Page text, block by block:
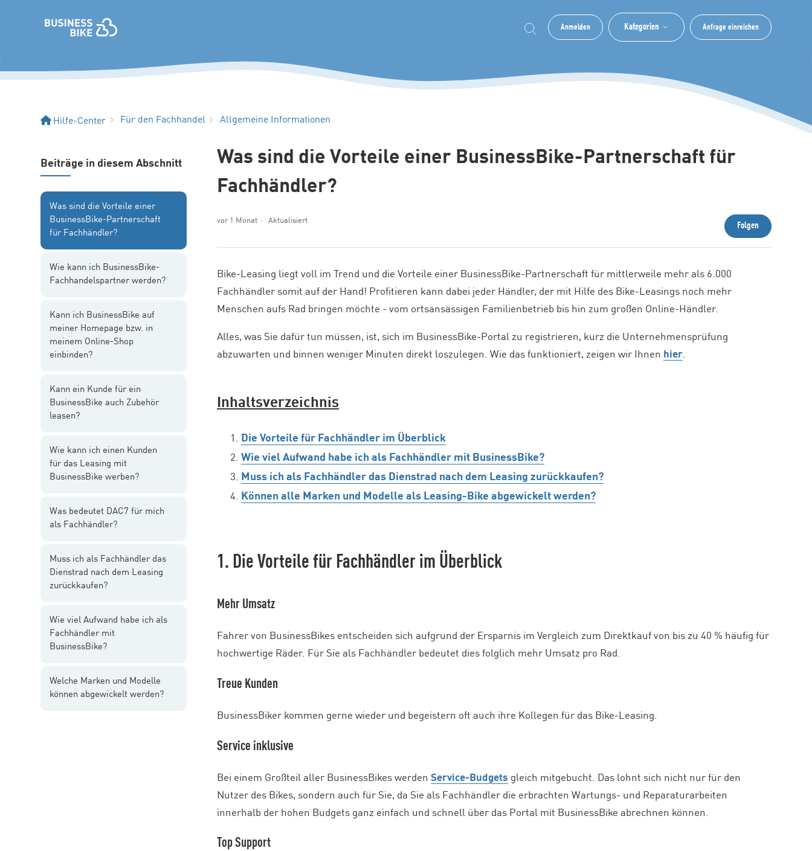
Anmelden Kategorien Anfrage einreichen
Hilfe-Center Für den Fachhandel Allgemeine Informationen
Beiträge in diesem Abschnitt
Was sind die Vorteile einer
BusinessBike-Partnerschaft
für Fachhändler?
Wie kann ich BusinessBike-
Fachhandelspartner werden?
Kann ich BusinessBike auf
meiner Homepage bzw. in
meinem Online-Shop
einbinden?
Kann ein Kunde für ein
BusinessBike auch Zubehör
leasen?
Wie kann ich einen Kunden
für das Leasing mit
BusinessBike werben?
Was bedeutet DAC7 für mich
als Fachhändler?
Muss ich als Fachhändler das
Dienstrad nach dem Leasing
zurückkaufen?
Wie viel Aufwand habe ich als
Fachhändler mit
BusinessBike?
Welche Marken und Modelle
können abgewickelt werden?
Was sind die Vorteile einer BusinessBike-Partnerschaft für
Fachhändler?
vor 1 Monat Aktualisiert
Folgen
Noch
Bike-Leasing liegt voll im Trend und die Vorteile einer BusinessBike-Partnerschaft für mittlerweile mehr als 6.000
Fachhändler somit auf der Hand! Profitieren kann dabei jeder Händler, der mit Hilfe des Bike-Leasings noch mehr
Menschen aufs Rad bringen möchte - vom ortsansässigen Familienbetrieb bis hin zum großen Online-Händler.
Alles, was Sie dafür tun müssen, ist, sich im BusinessBike-Portal zu registrieren, kurz die Unternehmensprüfung
abzuwarten und binnen weniger Minuten direkt loszulegen. Wie das funktioniert, zeigen wir Ihnen hier.
Inhaltsverzeichnis
Die Vorteile für Fachhändler im Überblick
Wie viel Aufwand habe ich als Fachhändler mit BusinessBike?
Muss ich als Fachhändler das Dienstrad nach dem Leasing zurückkaufen?
Können alle Marken und Modelle als Leasing-Bike abgewickelt werden?
1. Die Vorteile für Fachhändler im Überblick
Mehr Umsatz
Fahrer von BusinessBikes entscheiden sich aufgrund der Ersparnis im Vergleich zum Direktkauf von bis zu 40 % häufig für
hochwertige Räder. Für Sie als Fachhändler bedeutet dies folglich mehr Umsatz pro Rad.
Treue Kunden
BusinessBiker kommen gerne wieder und begeistern oft auch ihre Kollegen für das Bike-Leasing.
Service inklusive
Bei einem Großteil aller BusinessBikes werdenService-Budgets gleich mitgebucht. Das lohnt sich nicht nur für den
Nutzer des Bikes, sondern auch für Sie, da Sie als Fachhändler die erbrachten Wartungs- und Reparaturarbeiten
innerhalb der hohen Budgets ganz einfach und schnell über das Portal mit BusinessBike abrechnen können.
Top Support